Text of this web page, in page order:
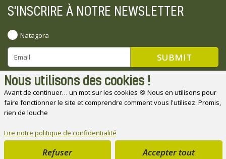
Nous utilisons des cookies !
Avant de continuer… un mot sur les cookies 🍪 Nous en utilisons pour
faire fonctionner le site et comprendre comment vous l'utilisez. Promis,
rien de louche
Lire notre politique de confidentialité
Refuser Accepter tout
S'INSCRIRE À NOTRE NEWSLETTER
Natagora
Natagora souhaite remercier ses partenaires